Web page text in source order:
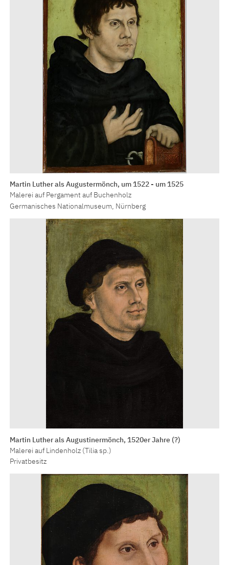
Martin Luther als Augustermönch, um 1522 - um 1525
Malerei auf Pergament auf Buchenholz
Germanisches Nationalmuseum, Nürnberg
Martin Luther als Augustinermönch, 1520er Jahre (?)
Malerei auf Lindenholz (Tilia sp.)
Privatbesitz